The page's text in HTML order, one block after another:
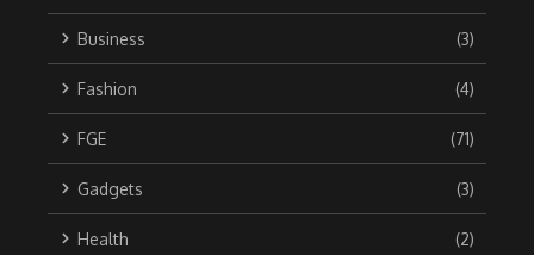
Business (3)
Fashion (4)
FGE (71)
Gadgets (3)
Health (2)